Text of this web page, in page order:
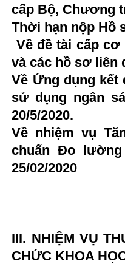
cấp Bộ, Chương
Thời hạn nộp Hồ
Về đề tài cấp cơ
và các hồ sơ liên
Về Ứng dụng kết
sử dụng ngân
20/5/2020.
Về nhiệm vụ
chuẩn Đo
25/02/2020
III. NHIỆM VỤ
CHỨC KHOA